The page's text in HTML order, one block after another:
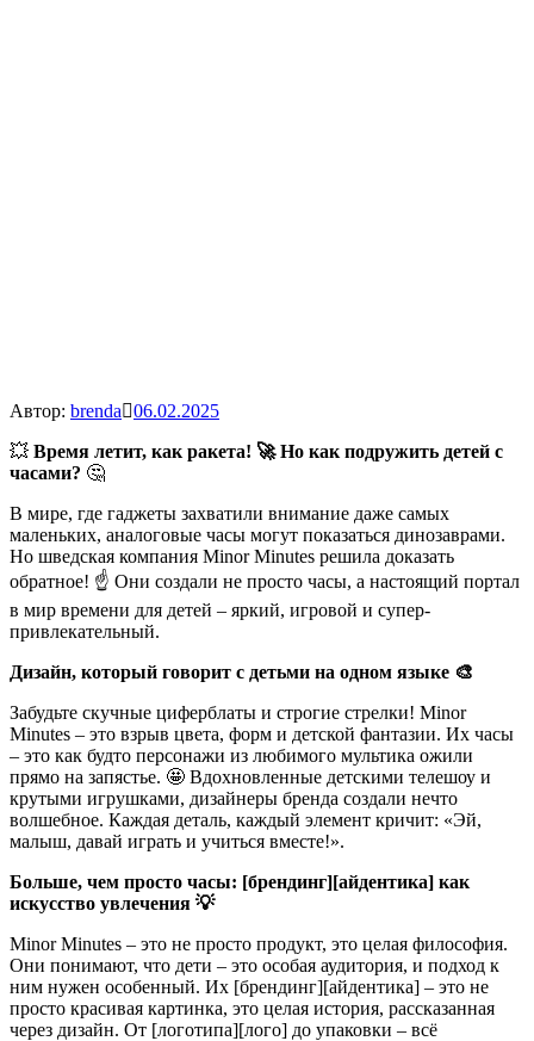
Автор: brenda
06.02.2025
💥 Время летит, как ракета! 🚀 Но как подружить детей с
часами? 🤔
В мире, где гаджеты захватили внимание даже самых
маленьких, аналоговые часы могут показаться динозаврами.
Но шведская компания Minor Minutes решила доказать
обратное! ☝️ Они создали не просто часы, а настоящий портал
в мир времени для детей – яркий, игровой и супер-
привлекательный.
Дизайн, который говорит с детьми на одном языке 🎨
Забудьте скучные циферблаты и строгие стрелки! Minor
Minutes – это взрыв цвета, форм и детской фантазии. Их часы
– это как будто персонажи из любимого мультика ожили
прямо на запястье. 🤩 Вдохновленные детскими телешоу и
крутыми игрушками, дизайнеры бренда создали нечто
волшебное. Каждая деталь, каждый элемент кричит: «Эй,
малыш, давай играть и учиться вместе!».
Больше, чем просто часы: [брендинг][айдентика] как
искусство увлечения 💡
Minor Minutes – это не просто продукт, это целая философия.
Они понимают, что дети – это особая аудитория, и подход к
ним нужен особенный. Их [брендинг][айдентика] – это не
просто красивая картинка, это целая история, рассказанная
через дизайн. От [логотипа][лого] до упаковки – всё